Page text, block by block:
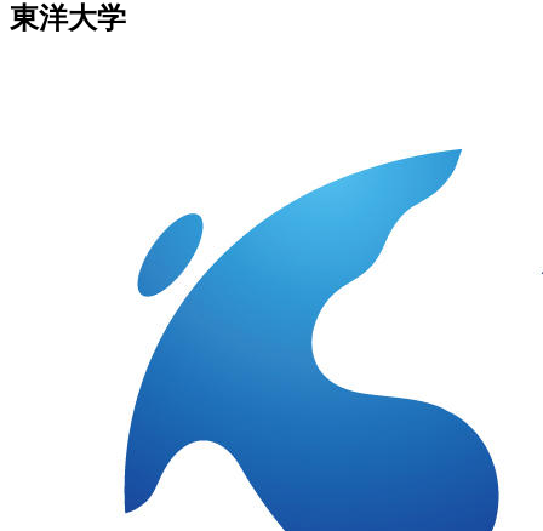
東洋大学